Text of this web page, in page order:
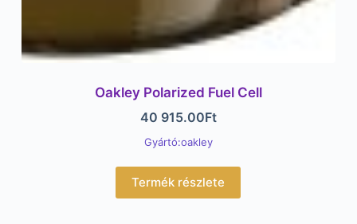
Oakley Polarized Fuel Cell
40 915.00Ft
Gyártó:oakley
Termék részlete